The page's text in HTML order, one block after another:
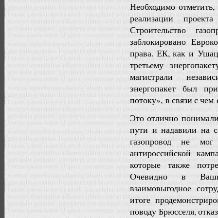
Необходимо
реализации
Строительство
заблокировано
права. ЕК, как и
третьему
магистрали
энергопакет был
потоку», в связи с
Это отлично
пути и надавили на
газопровод не
антироссийской
которые также
Очевидно в
взаимовыгодное
итоге
поводу Брюсселя,